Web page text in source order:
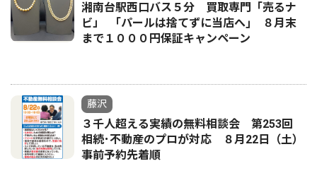
湘南台駅西口バス５分 買取専門「売るナ
ビ」 ｢パールは捨てずに当店へ｣ ８月末
まで１０００円保証キャンペーン
藤沢
３千人超える実績の無料相談会 第253回
相続･不動産のプロが対応 ８月22日（土）
事前予約先着順